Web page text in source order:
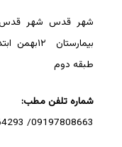
شهر قدس شهر قدس
طبقه دوم
شماره تلفن مطب:
09197808663/ 02146864293